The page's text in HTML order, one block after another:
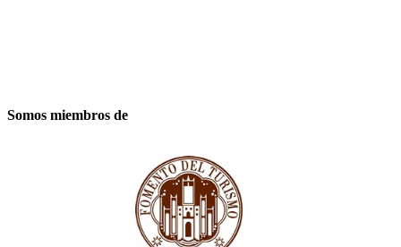
Somos miembros de